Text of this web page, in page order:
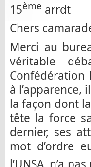
15ème arrdt
Chers
Merci au
véritable
Confédération
à l’apparence,
la façon dont
tête la force
dernier, ses
mot d’ordre
l’UNSA, n’a